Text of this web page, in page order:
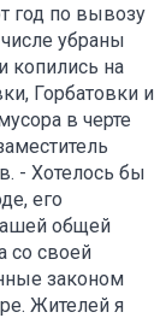
год по вывозу
убраны
копились на
Горбатовки и
в черте
- Хотелось бы
его
общей
со своей
законом
Жителей я